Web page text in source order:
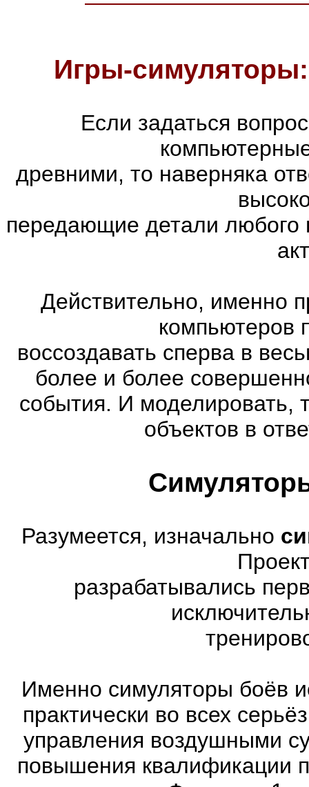
Игры-
Если задаться
древними, то наверняка
передающие детали любого
Действительно, именно
компьютеров
воссоздавать сперва в
более и более
события. И моделировать,
объектов в
Разумеется, изначально
разрабатывались
Именно симуляторы боёв
практически во всех
управления воздушными
повышения квалификации